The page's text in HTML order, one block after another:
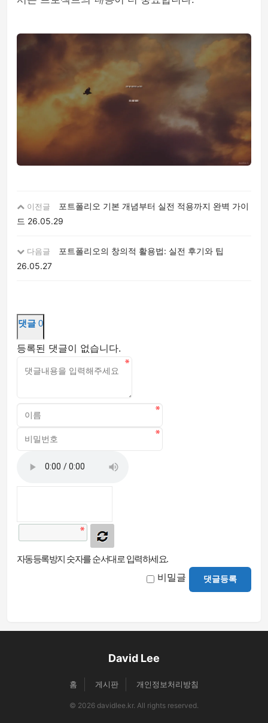
이전글
포트폴리오 기본 개념부터 실전 적용까지 완벽 가이
드 26.05.29
다음글
포트폴리오의 창의적 활용법: 실전 후기와 팁
26.05.27
댓글 0
등록된 댓글이 없습니다.
자동등록방지 숫자를 순서대로 입력하세요.
비밀글 댓글등록
David Lee
홈 게시판 개인정보처리방침
© 2026 davidlee.kr. All rights reserved.